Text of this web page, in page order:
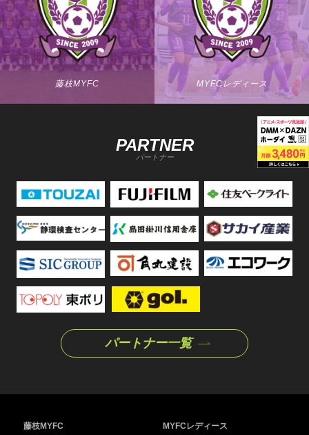
藤枝MYFC MYFCレディース
PARTNER
パートナー
パートナー一覧
藤枝MYFC
MYFCレディース